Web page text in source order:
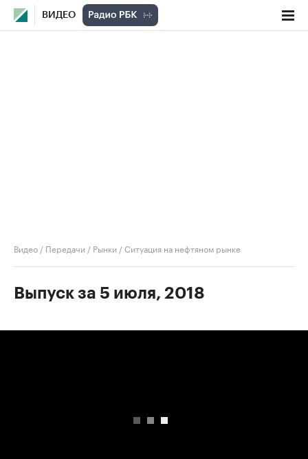
ВИДЕО
Видео / Передачи / Рынки /Ситуация на нефтяном рынке
Выпуск за 5 июля, 2018